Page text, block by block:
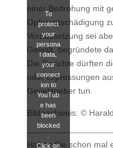
einer Bedrohung mit
Opferentschädigung
Voraussetzung sei
Gewalt, begründete
Die Gerichte dürften
oder Erpressungen
Gesetzgeber tun.
Bildnachweis: ©
Haben Sie schon mal
To
protect
your
persona
l data,
your
connect
ion to
YouTub
e has
been
blocked
.
Click on